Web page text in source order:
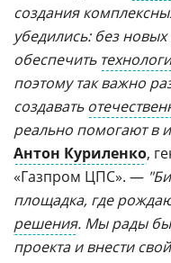
создания
убедились: без
обеспечить
поэтому так важно
создавать
реально помогают в
Антон Куриленко,
«Газпром ЦПС». —
площадка, где
решения. Мы рады
проекта и внести